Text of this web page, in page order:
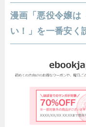
漫画「悪役令嬢は
い！」を一番安